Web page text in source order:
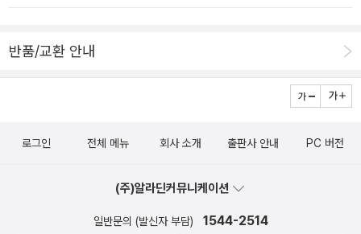
르블랑이 지은 뤼팽 시리즈의 추리소설로 뤼팽과 홈즈(뒤에 도일의
0년대부터 번역되온 매우 친숙한 작품으로 현재 알라딘에서 구매 가
능합니다.37 기암성모리스 르블랑이 지은 뤼팽 시리즈의 추리소설로
모험과 로맨스,미스터리를 겪들여 당대에 프랑스인들에게 사랑을 받
현재 알라딘에서 구매 가능합니다.38 괴신사모리스 르블랑이 지은
다.이 소설은 50년대부터 번역되온 매우 친숙한 작품으로 현재 알라
rrow1967108John VarleyTitan1979109Lois McMaster Buj
49111Greg BearDarwin's Radio다윈의 라디오1999112Poul A
ndersonTau Zero타우제로1970 →나경문화에서 출간되었으나 절
판.재간이 가능할려나..113Pat FrankAlas, Babylon1959114Harl
On Basilisk Station [S1]1993116A E Van VogtThe World of
GibsonPattern Recognition2003119A E Van VogtSlan1946
120Samuel R DelanyDhalgren1975121Pierre BoullePlanet o
반품/교환 안내
로그인 전체 메뉴 회사 소개 출판사 안내 PC 버전
(주)알라딘커뮤니케이션
일반문의 (발신자 부담) 1544-2514